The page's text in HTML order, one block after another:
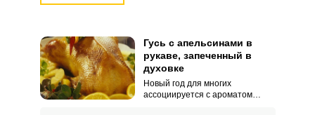
Гусь с апельсинами в
рукаве, запеченный в
духовке
Новый год для многих
ассоциируется с ароматом
Запомнить меня
ВХОД